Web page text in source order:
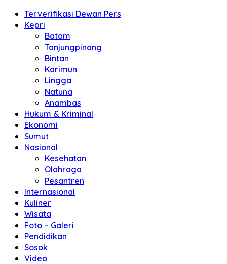
Terverifikasi Dewan Pers
Kepri
Batam
Tanjungpinang
Bintan
Karimun
Lingga
Natuna
Anambas
Hukum & Kriminal
Ekonomi
Sumut
Nasional
Kesehatan
Olahraga
Pesantren
Internasional
Kuliner
Wisata
Foto – Galeri
Pendidikan
Sosok
Video